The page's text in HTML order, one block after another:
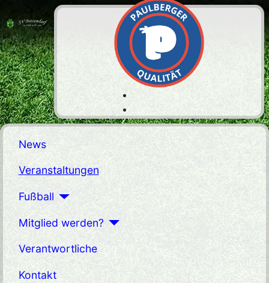
News
Veranstaltungen
Fußball
Mitglied werden?
Verantwortliche
Kontakt